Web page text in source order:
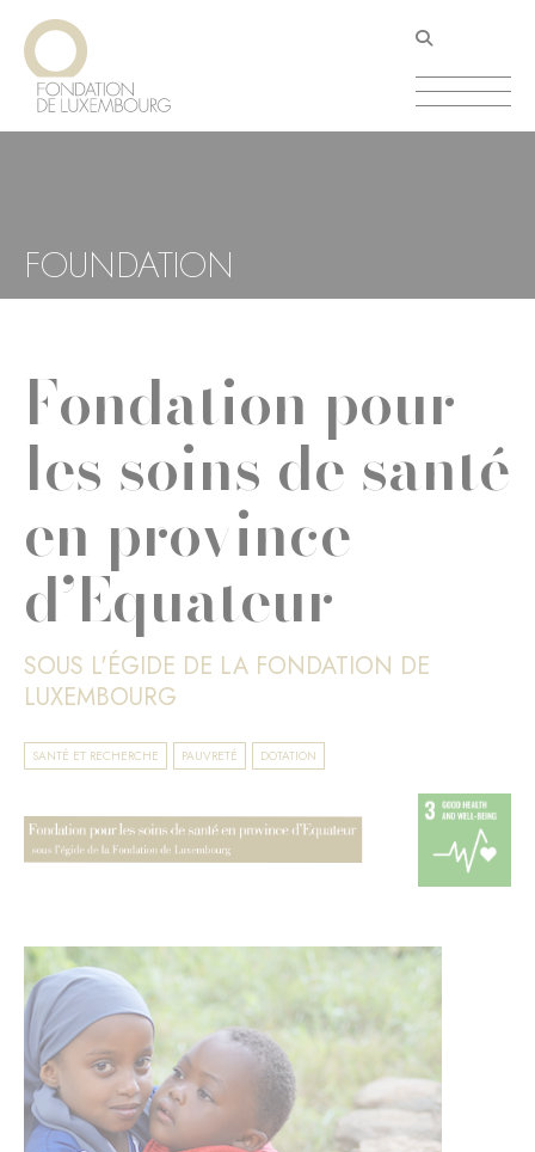
Aller
contenu
principal
FOUNDATION
Fondation pour
les soins de santé
en province
d’Equateur
SOUS L'ÉGIDE DE LA FONDATION DE
LUXEMBOURG
SANTÉ ET RECHERCHE PAUVRETÉ DOTATION
Panneau de gestion des cookies